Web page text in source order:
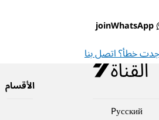
joinWhatsApp
خطأ؟ اتصل بنا
Pусский
الأقسام